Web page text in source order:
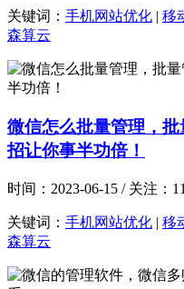
关键词： 手机网站优化 | 移
森算云
微信怎么批量管理，
招让你事半功倍！
时间：2023-06-15 / 关注：
关键词： 手机网站优化 | 移
森算云